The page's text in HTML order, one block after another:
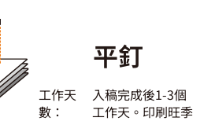
平釘
工作天
數：
入稿完成後1-3個
工作天。印刷旺季